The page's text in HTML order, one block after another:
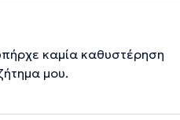
καμία καθυστέρηση
μου.